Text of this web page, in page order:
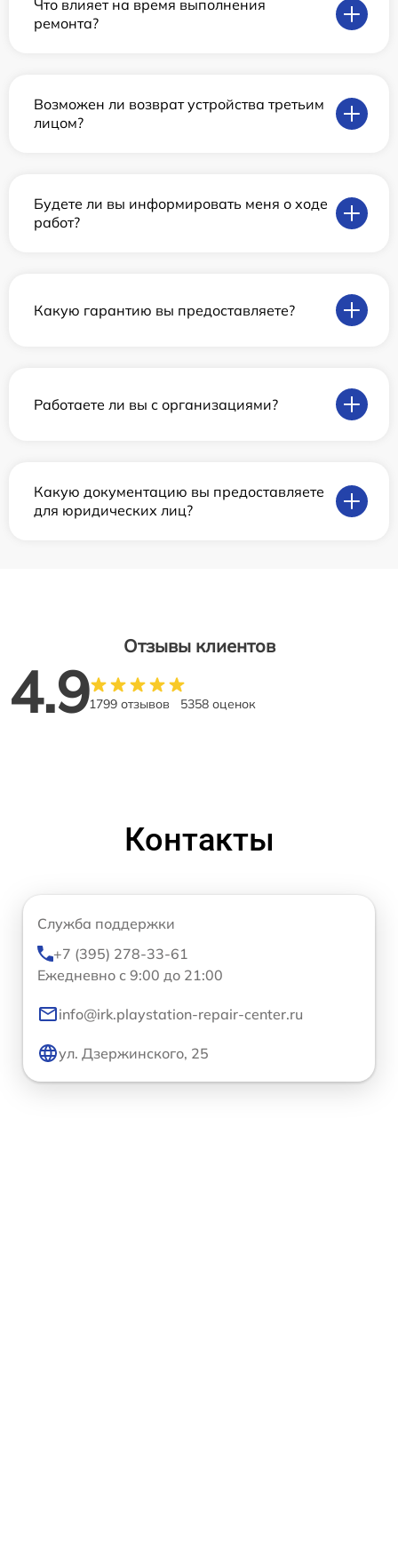
Что влияет на время выполнения
ремонта?
Возможен ли возврат устройства третьим
лицом?
Будете ли вы информировать меня о ходе
работ?
Какую гарантию вы предоставляете?
Работаете ли вы с организациями?
Какую документацию вы предоставляете
для юридических лиц?
Отзывы клиентов
4.91799 отзывов 5358 оценок
Контакты
Служба поддержки
+7 (395) 278-33-61
Ежедневно с 9:00 до 21:00
info@irk.playstation-repair-center.ru
ул. Дзержинского, 25